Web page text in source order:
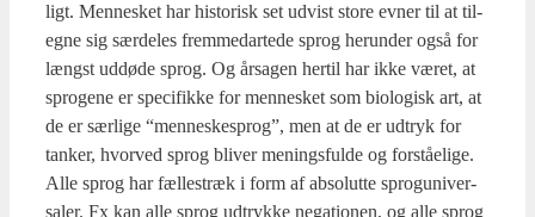
ligt. Men­ne­sket har histo­risk set udvist sto­re evner til at til­
eg­ne sig sær­de­les frem­me­d­ar­te­de sprog her­un­der også for
længst uddø­de sprog. Og årsa­gen her­til har ikke været, at
spro­ge­ne er spe­ci­fik­ke for men­ne­sket som bio­lo­gisk art, at
de er sær­li­ge “men­ne­ske­sprog”, men at de er udtryk for
tan­ker, hvor­ved sprog bli­ver menings­ful­de og for­stå­e­li­ge.
Alle sprog har fæl­les­træk i form af abso­lut­te sprogu­n­i­ver­
sa­ler. Fx kan alle sprog udtryk­ke nega­tio­nen, og alle sprog